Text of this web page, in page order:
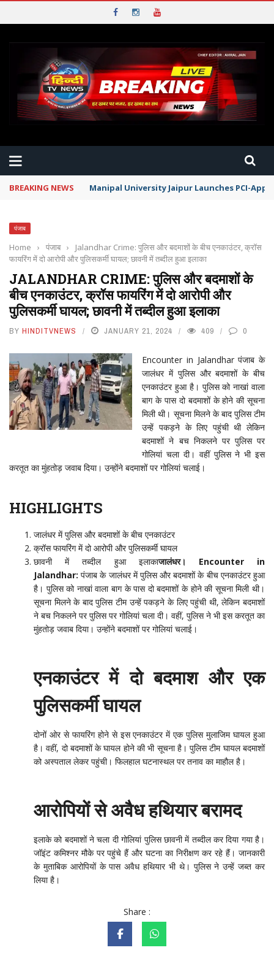
BREAKING NEWS Manipal University Jaipur Launches PCI-
पंजाब
Home › पंजाब ›
Jalandhar Crime: पुलिस और बदमाशों के बीच एनकाउंटर, क्रॉस
फायरिंग में दो आरोपी और पुलिसकर्मी घायल; छावनी में तब्दील हुआ इलाका
JALANDHAR CRIME: पुलिस और बदमाशों के
बीच एनकाउंटर, क्रॉस फायरिंग में दो आरोपी और
पुलिसकर्मी घायल; छावनी में तब्दील हुआ इलाका
BY HINDITVNEWS JANUARY 21, 2024 409 0
Encounter in Jalandhar पंजाब के
जालंधर में पुलिस और बदमाशों के बीच
एनकाउंटर हुआ है। पुलिस को नाखां वाला
बाग के पास दो बदमाशों के होने की सूचना
मिली थी। सूचना मिलने के बाद पुलिस टीम
उन्हें पकड़ने के लिए पहुंची थी लेकिन
बदमाशों ने बच निकलने पर पुलिस पर
गोलियां चला दी। वहीं पुलिस ने भी इस
करतूत का मुंहतोड़ जवाब दिया। उन्होंने बदमाशों पर गोलियां चलाई।
HIGHLIGHTS
जालंधर में पुलिस और बदमाशों के बीच एनकाउंटर
क्रॉस फायरिंग में दो आरोपी और पुलिसकर्मी घायल
छावनी में तब्दील हुआ इलाकाजालंधर। Encounter in
Jalandhar:पंजाब के जालंधर में पुलिस और बदमाशों के बीच एनकाउंटर हुआ
है। पुलिस को नाखां वाला बाग के पास दो बदमाशों के होने की सूचना मिली थी।
सूचना मिलने के बाद पुलिस टीम उन्हें पकड़ने के लिए पहुंची थी, लेकिन बदमाशों
ने बच निकलने पर पुलिस पर गोलियां चला दी। वहीं, पुलिस ने भी इस करतूत का
मुंहतोड़ जवाब दिया। उन्होंने बदमाशों पर गोलियां चलाई।
एनकाउंटर में दो बदमाश और एक
पुलिसकर्मी घायल
दोनों ओर से फायरिंग होने से इस एनकाउंटर में एक पुलिस मुलाजिम घायल हुआ
है। वहीं, दो बदमाशों के घायल होने की भी सूचना है। पुलिस टीम घायल बदमाशों
को अस्पताल लेकर पहुंची। फिलहाल घटनास्थल पर तनाव का माहौल है।
आरोपियों से अवैध हथियार बरामद
इलाके को बदमाशों ने चला दी गोलियां पुलिस छावनी में तब्दील कर दिया गया है।
जॉइंट कमिश्नर मौके पर पहुंचे हैं और घटना का निरीक्षण कर रहे हैं। जानकारी
के मुताबिक आरोपियों के पास अवैध हथियार भी थे। पुलिस ने उन्हें जब्त कर
लिया है।
Share :